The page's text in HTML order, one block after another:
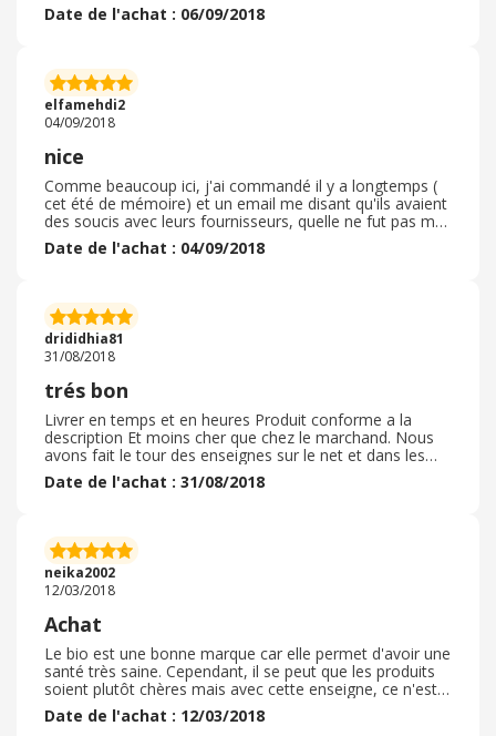
pour des produits de rasage et de parfum -Contient des
marques diverses et fortes - produit est acheté Huile de
arrivé à l'heure convenue -Sa membrane était bonne je
suis heureux de traiter avec ce site -Je continuerai à
acheter de lui
Date de l'achat : 06/09/2018
elfamehdi2
04/09/2018
nice
Comme beaucoup ici, j'ai commandé il y a longtemps (
cet été de mémoire) et un email me disant qu'ils avaient
des soucis avec leurs fournisseurs, quelle ne fut pas ma
surprise en voyant un email m'annonçant que mon colis
était parti! Maintenant, j'attend de voir les produits et la
chacunes =) ) Donc je ne pense pas recommander sur
ce site! Comme beaucoup ici, j'ai commandé il y a
longtemps ( cet été de mémoire) et un email me disant
qu'ils avaient des soucis avec leurs fournisseurs, quelle
ne fut pas ma surprise en voyant un email m'annonçant
que mon colis était parti! Maintenant, j'attend de voir les
produits et la qualité mais les prix étaient interessant! (
28€ fdpc pour 2 paires de chaussures d'une valleur de
plus de 150€ chacunes =) ) Donc j
Date de l'achat : 04/09/2018
drididhia81
31/08/2018
trés bon
Livrer en temps et en heures Produit conforme a la
description Et moins cher que chez le marchand. Nous
avons fait le tour des enseignes sur le net et dans les
villes voisines, mistergooddeal proposer l'article que
nous recherchions avec une grosse différence de prix.
plus tard en magasin Darty. C'est très pratique et
rassurant ( pour vérifier le colis et la marchandise
directement sur place) . Je suis donc plus que satisfait de
ma commande auprès de ce marchand que je
recommande. Les produits sont bien placés,
généralement sur des modèles un peu anciens ( mais du
coup, on peut vérifier le La livraison c'est faite en temps
et en heures chez leur partenaire, avec une personnes
très agréable qui m'as aider a charger le frigidaire dans
Date de l'achat : 31/08/2018
neika2002
12/03/2018
Achat
Le bio est une bonne marque car elle permet d'avoir une
santé très saine. Cependant, il se peut que les produits
soient plutôt chères mais avec cette enseigne, ce n'est
plus du tout le même cas alors, c'est pourquoi je vous le
recommande.
Date de l'achat : 12/03/2018